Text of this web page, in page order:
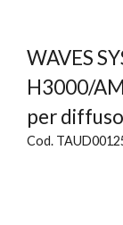
WAVES
H3000/
per
Cod.